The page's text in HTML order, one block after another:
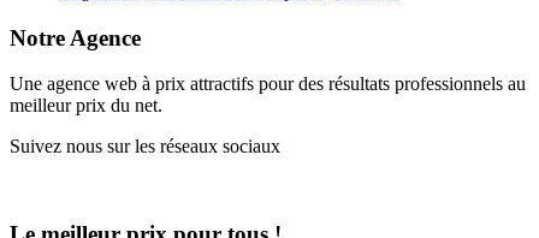
Notre Agence
Une agence web à prix attractifs pour des résultats professionnels au
meilleur prix du net.
Suivez nous sur les réseaux sociaux